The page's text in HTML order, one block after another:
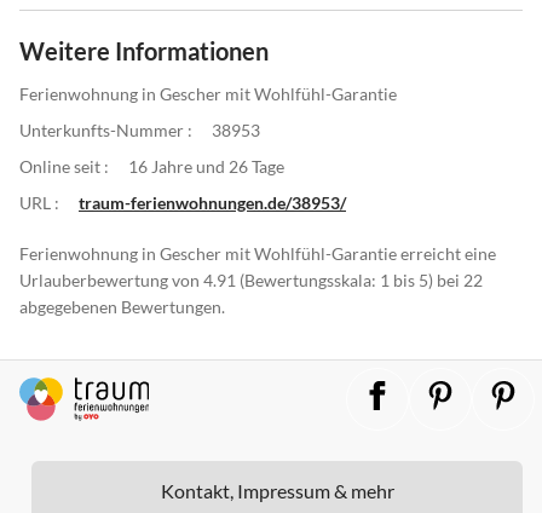
Weitere Informationen
Ferienwohnung in Gescher mit Wohlfühl-Garantie
Unterkunfts-Nummer :
38953
Online seit :
16 Jahre und 26 Tage
URL :
traum-ferienwohnungen.de/38953/
Ferienwohnung in Gescher mit Wohlfühl-Garantie erreicht eine
Urlauberbewertung von 4.91 (Bewertungsskala: 1 bis 5) bei 22
abgegebenen Bewertungen.
Kontakt, Impressum & mehr